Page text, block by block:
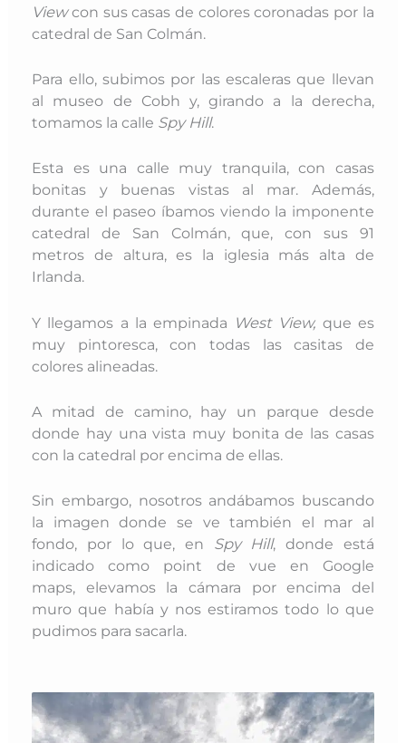
Viewcon sus casas de colores coronadas por la
catedral de San Colmán.
Para ello, subimos por las escaleras que llevan
al museo de Cobh y, girando a la derecha,
tomamos la calle Spy Hill.
Esta es una calle muy tranquila, con casas
bonitas y buenas vistas al mar. Además,
durante el paseo íbamos viendo la imponente
catedral de San Colmán, que, con sus 91
metros de altura, es la iglesia más alta de
Irlanda.
Y llegamos a la empinada West View, que es
muy pintoresca, con todas las casitas de
colores alineadas.
A mitad de camino, hay un parque desde
donde hay una vista muy bonita de las casas
con la catedral por encima de ellas.
Sin embargo, nosotros andábamos buscando
la imagen donde se ve también el mar al
fondo, por lo que, en Spy Hill, donde está
indicado como point de vue en Google
maps, elevamos la cámara por encima del
muro que había y nos estiramos todo lo que
pudimos para sacarla.